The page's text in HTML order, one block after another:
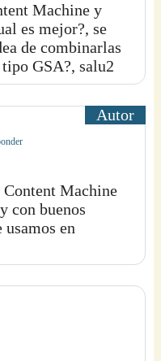
Machine y
es mejor?, se
de combinarlas
GSA?, salu2
Content Machine
con buenos
en